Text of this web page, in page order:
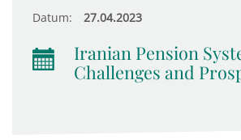
Datum: 27.04.2023
Iranian Pension
Challenges and